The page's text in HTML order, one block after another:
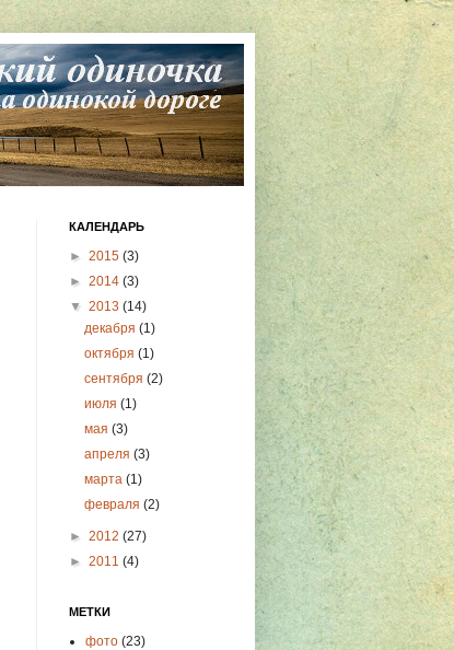
КАЛЕНДАРЬ
► 2015 (3)
► 2014 (3)
▼ 2013 (14)
декабря(1)
октября(1)
сентября(2)
июля(1)
мая(3)
апреля(3)
марта(1)
февраля(2)
► 2012 (27)
► 2011 (4)
МЕТКИ
фото (23)